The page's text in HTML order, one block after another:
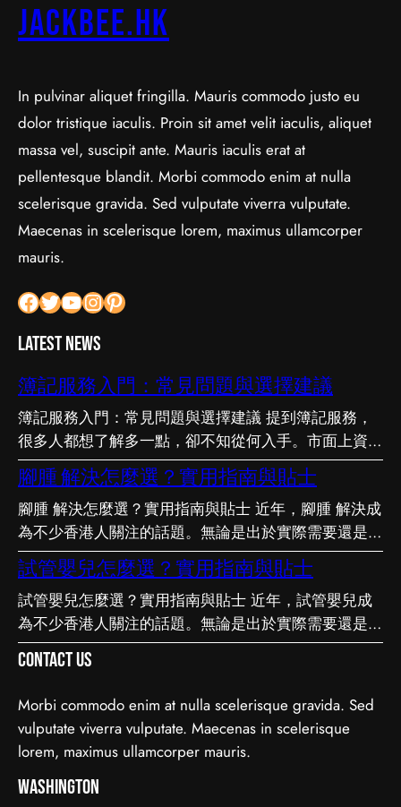
jackbee.hk
In pulvinar aliquet fringilla. Mauris commodo justo eu
dolor tristique iaculis. Proin sit amet velit iaculis, aliquet
massa vel, suscipit ante. Mauris iaculis erat at
pellentesque blandit. Morbi commodo enim at nulla
scelerisque gravida. Sed vulputate viverra vulputate.
Maecenas in scelerisque lorem, maximus ullamcorper
mauris.
Facebook Twitter YouTube InstagramPinterest
Latest News
簿記服務入門：常見問題與選擇建議
簿記服務入門：常見問題與選擇建議 提到簿記服務，
很多人都想了解多一點，卻不知從何入手。市面上資訊
繁多，真假難辨。以下整理了幾個值得留意的重點，希
望能幫助你更清晰地掌握簿記服務的相關知識。 事前
要留意甚麼 在做決定之前，有幾點值得特別留意。首
先，每個人的情況不盡相同，適合別人的未必適合自
己；其次，資訊來源是否可靠同樣關鍵。如有任何疑
問，諮詢相關範疇的專業人士，往往能得到更貼合個人
需要的建議。 聰明選擇的方法 幾個簡單的方法，能幫
你少走冤枉路：先設定清晰的目標與預算、收集足夠的
資料再比較，以及保留彈性以應對變化。把這些習慣養
成，做選擇時自然更得心應手。 因應需要選擇 不同的
情境，對簿記服務的要求也不一樣。先想清楚自己最常
遇到的情況與優先考量，再作選擇，就能避免買了用不
上、或選了不合適的尷尬，讓每一分付出都用得其所。
如何選擇 在考慮簿記服務時，建議從自己的實際需要
出發，比較不同選擇的特點與條件，而非單看價錢或表
腳腫 解決怎麼選？實用指南與貼士
腳腫 解決怎麼選？實用指南與貼士 近年，腳腫 解決成
為不少香港人關注的話題。無論是出於實際需要還是興
趣，先對它有基本認識，都有助我們作出更明智的決
定。這篇文章會從不同角度，和大家分享關於腳腫 解
決的實用資訊。 它的重要性 認真了解腳腫 解決的好處
顯而易見：當你清楚自己面對的選擇與條件，便更容易
避開常見的陷阱，把時間與資源花在真正合適的地方，
這也是做足功課的價值所在。 事前要留意甚麼 在做決
定之前，有幾點值得特別留意。首先，每個人的情況不
盡相同，適合別人的未必適合自己；其次，資訊來源是
否可靠同樣關鍵。如有任何疑問，諮詢相關範疇的專業
人士，往往能得到更貼合個人需要的建議。 聰明選擇
的方法 幾個簡單的方法，能幫你少走冤枉路：先設定
試管嬰兒怎麼選？實用指南與貼士
試管嬰兒怎麼選？實用指南與貼士 近年，試管嬰兒成
為不少香港人關注的話題。無論是出於實際需要還是興
趣，先對它有基本認識，都有助我們作出更明智的決
定。這篇文章會從不同角度，和大家分享關於試管嬰兒
的實用資訊。 它的重要性 認真了解試管嬰兒的好處顯
而易見：當你清楚自己面對的選擇與條件，便更容易避
開常見的陷阱，把時間與資源花在真正合適的地方，這
也是做足功課的價值所在。 事前要留意甚麼 在做決定
之前，有幾點值得特別留意。首先，每個人的情況不盡
Contact Us
Morbi commodo enim at nulla scelerisque gravida. Sed
vulputate viverra vulputate. Maecenas in scelerisque
lorem, maximus ullamcorper mauris.
Washington